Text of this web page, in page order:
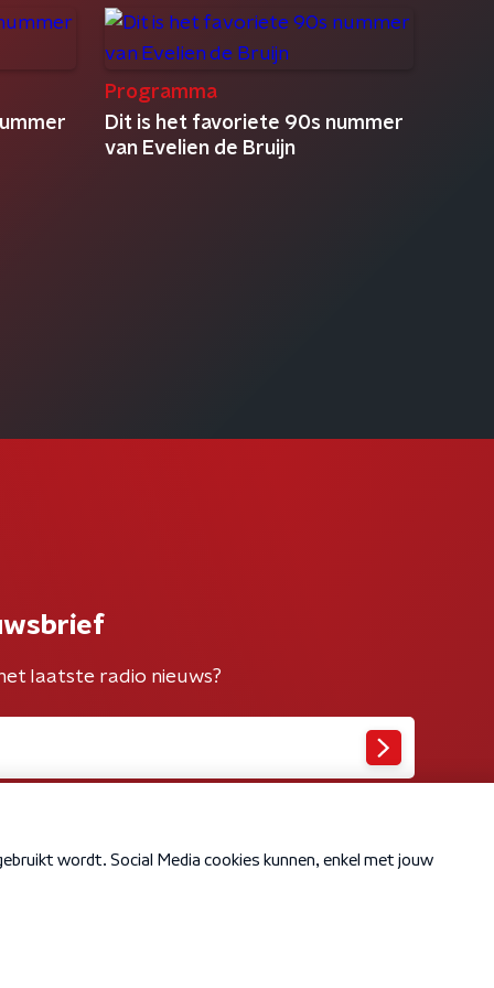
Programma
Dit is het favoriete 90s nummer
van Evelien de Bruijn
laatste radio nieuws?